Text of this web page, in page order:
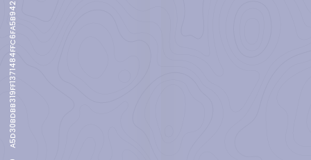
A5D30BDBB319FF1371484FFC6FA5B942